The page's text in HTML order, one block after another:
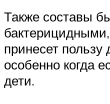
Также составы
принесет
особенно когда
дети.